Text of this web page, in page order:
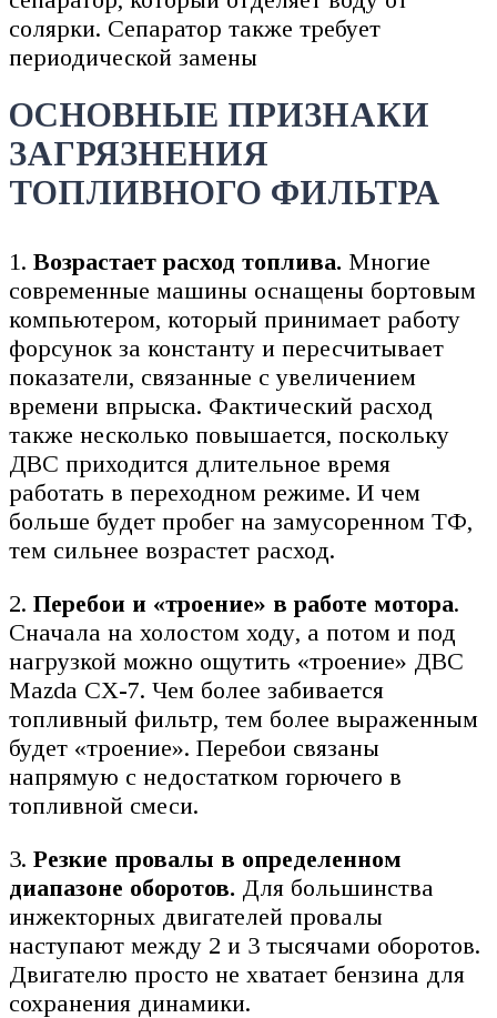
солярки. Сепаратор также требует
периодической замены
ОСНОВНЫЕ ПРИЗНАКИ
ЗАГРЯЗНЕНИЯ
ТОПЛИВНОГО ФИЛЬТРА
1. Возрастает расход топлива. Многие
современные машины оснащены бортовым
компьютером, который принимает работу
форсунок за константу и пересчитывает
показатели, связанные с увеличением
времени впрыска. Фактический расход
также несколько повышается, поскольку
ДВС приходится длительное время
работать в переходном режиме. И чем
больше будет пробег на замусоренном ТФ,
тем сильнее возрастет расход.
2. Перебои и «троение» в работе мотора.
Сначала на холостом ходу, а потом и под
нагрузкой можно ощутить «троение» ДВС
Mazda CX-7. Чем более забивается
топливный фильтр, тем более выраженным
будет «троение». Перебои связаны
напрямую с недостатком горючего в
топливной смеси.
3. Резкие провалы в определенном
диапазоне оборотов. Для большинства
инжекторных двигателей провалы
наступают между 2 и 3 тысячами оборотов.
Двигателю просто не хватает бензина для
сохранения динамики.